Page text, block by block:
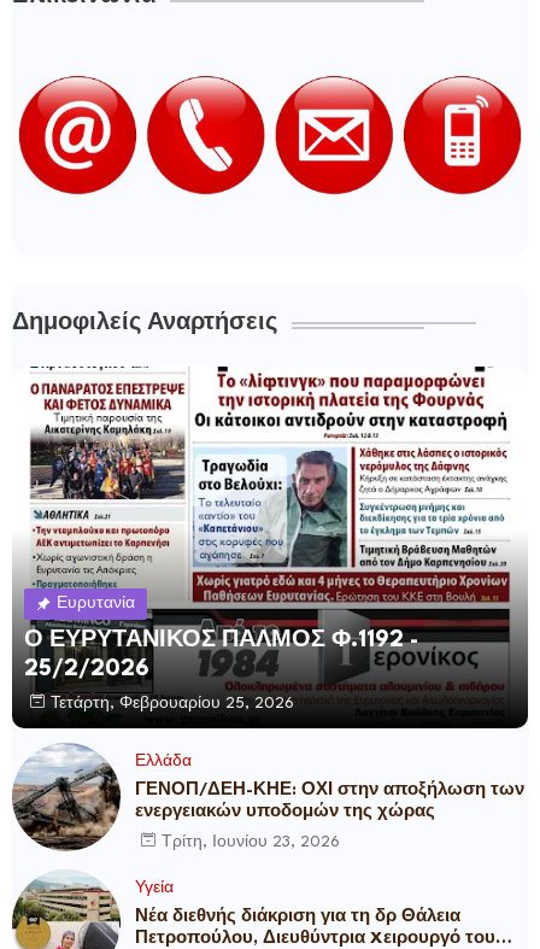
Δημοφιλείς Αναρτήσεις
Ευρυτανία
Ο ΕΥΡΥΤΑΝΙΚΟΣ ΠΑΛΜΟΣ Φ.1192 -
25/2/2026
Τετάρτη, Φεβρουαρίου 25, 2026
Ελλάδα
ΓΕΝΟΠ/ΔΕΗ-ΚΗΕ: ΟΧΙ στην αποξήλωση των
ενεργειακών υποδομών της χώρας
Τρίτη, Ιουνίου 23, 2026
Υγεία
Νέα διεθνής διάκριση για τη δρ Θάλεια
Πετροπούλου, Διευθύντρια Xειρουργό του